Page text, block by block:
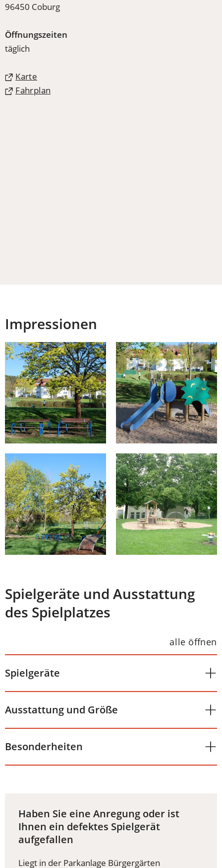
96450 Coburg
Öffnungszeiten
täglich
Karte
(Öffnet
in Fahrplan
(Öffnet
Impressionen
Spielgeräte und Ausstattung
des Spielplatzes
alle öffnen
Spielgeräte
Ausstattung und Größe
Besonderheiten
Haben Sie eine Anregung oder ist
Ihnen ein defektes Spielgerät
aufgefallen
Liegt in der Parkanlage Bürgergärten